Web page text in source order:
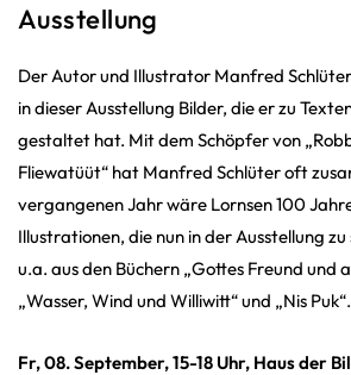
Ausstellung
Der Autor und Illustrator Manfred
in dieser Ausstellung Bilder, die er zu
gestaltet hat. Mit dem Schöpfer von
Fliewatüüt“ hat Manfred Schlüter oft
vergangenen Jahr wäre Lornsen 100
Illustrationen, die nun in der Ausstellung
u.a. aus den Büchern „Gottes Freund und
„Wasser, Wind und Williwitt“ und „Nis Puk“.
Fr, 08. September, 15-18 Uhr, Haus der